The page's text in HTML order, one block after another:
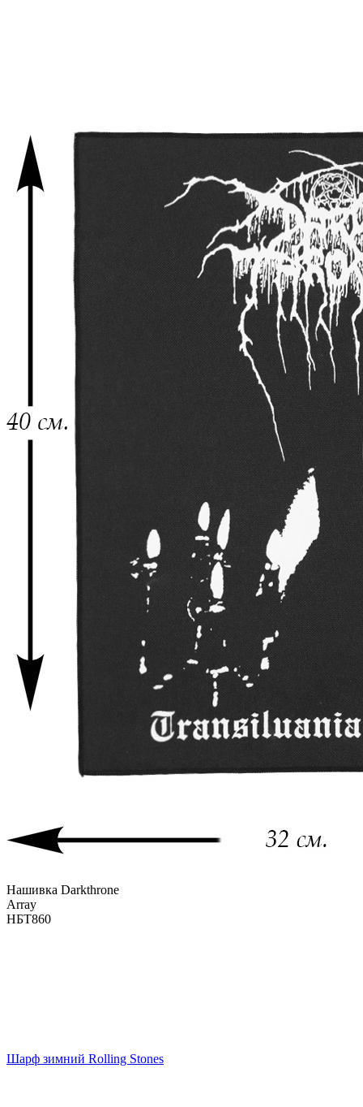
Нашивка Darkthrone
Array
НБТ860
Шарф зимний Rolling Stones